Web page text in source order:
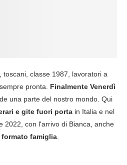
, toscani, classe 1987, lavoratori a
pronta. Finalmente Venerdì
una parte del nostro mondo. Qui
e gite fuori portain Italia e nel
2022, con l'arrivo di Bianca, anche
famiglia.